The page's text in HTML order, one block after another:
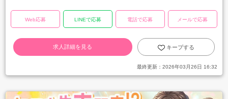
Web応募 LINEで応募 電話で応募 メールで応募
求人詳細を見る キープする
最終更新： 2026年03月26日 16:32